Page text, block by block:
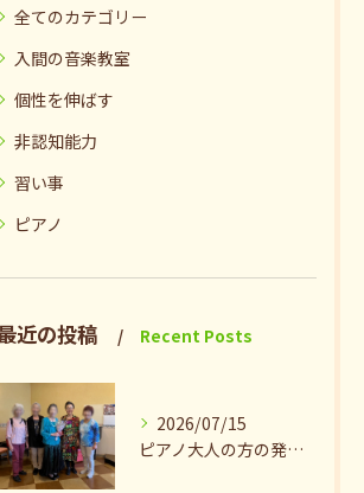
全てのカテゴリー
入間の音楽教室
個性を伸ばす
非認知能力
習い事
ピアノ
近の投稿 Recent Posts
2026/07/15
ピアノ大人の方の発表会兼ねたお茶会🎵